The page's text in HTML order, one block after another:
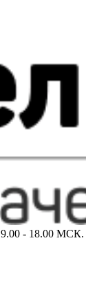
9.00 - 18.00 МСК.